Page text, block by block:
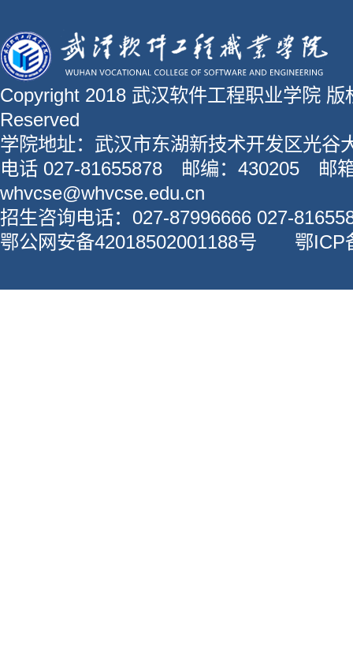
Copyright 2018 武汉软件工程职业学院 版
Reserved
学院地址：武汉市东湖新技术开发区光谷
电话 027-81655878 邮编：430205 邮
whvcse@whvcse.edu.cn
招生咨询电话：027-87996666 027-
鄂公网安备42018502001188号 鄂ICP